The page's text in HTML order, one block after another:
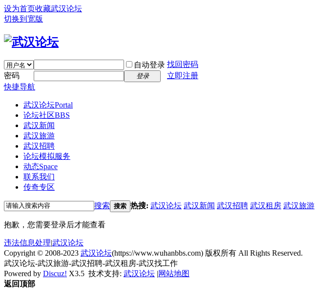
设为首页收藏武汉论坛
切换到宽版
自动登录 找回密码
密码
登录
立即注册
快捷导航
武汉论坛Portal
论坛社区BBS
武汉新闻
武汉旅游
武汉招聘
论坛模拟服务
动态Space
联系我们
传奇专区
搜索 搜索 热搜: 武汉论坛 武汉新闻 武汉招聘 武汉租房 武汉旅游
抱歉，您需要登录后才能查看
违法信息处理|武汉论坛
Copyright © 2008-2023 武汉论坛(https://www.wuhanbbs.com) 版权所有 All Rights Reserved.
武汉论坛-武汉旅游-武汉招聘-武汉租房-武汉找工作
Powered by Discuz! X3.5 技术支持: 武汉论坛 |网站地图
返回顶部